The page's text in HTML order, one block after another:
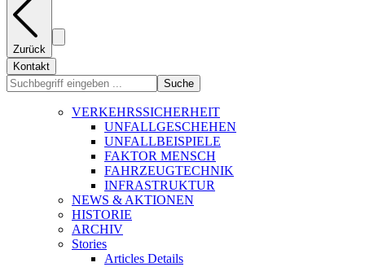
Zurück
Kontakt
Suche
VERKEHRSSICHERHEIT
UNFALLGESCHEHEN
UNFALLBEISPIELE
FAKTOR MENSCH
FAHRZEUGTECHNIK
INFRASTRUKTUR
NEWS & AKTIONEN
HISTORIE
ARCHIV
Stories
Articles Details